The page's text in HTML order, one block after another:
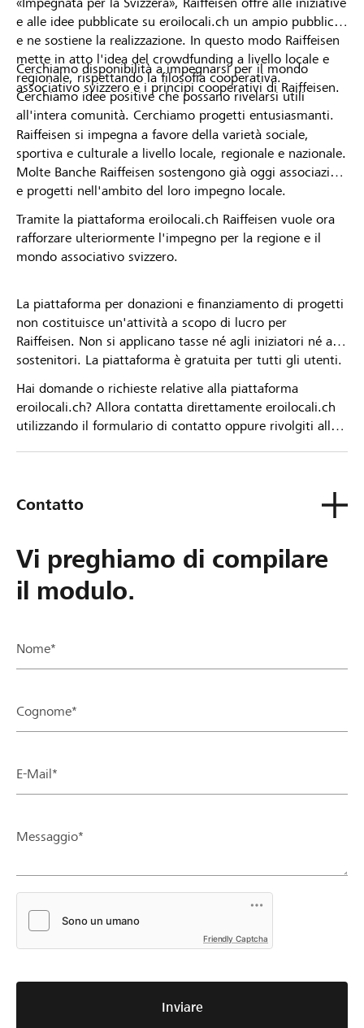
e alle idee pubblicate su eroilocali.ch un ampio pubblico
e ne sostiene la realizzazione. In questo modo Raiffeisen
mette in atto l'idea del crowdfunding a livello locale e
regionale, rispettando la filosofia cooperativa.
Cerchiamo idee positive che possano rivelarsi utili
all'intera comunità. Cerchiamo progetti entusiasmanti.
Cerchiamo disponibilità a impegnarsi per il mondo
associativo svizzero e i principi cooperativi di Raiffeisen.
Raiffeisen si impegna a favore della varietà sociale,
sportiva e culturale a livello locale, regionale e nazionale.
Molte Banche Raiffeisen sostengono già oggi associazioni
e progetti nell'ambito del loro impegno locale.
Tramite la piattaforma eroilocali.ch Raiffeisen vuole ora
rafforzare ulteriormente l'impegno per la regione e il
mondo associativo svizzero.
La piattaforma per donazioni e finanziamento di progetti
non costituisce un'attività a scopo di lucro per
Raiffeisen. Non si applicano tasse né agli iniziatori né ai
sostenitori. La piattaforma è gratuita per tutti gli utenti.
Hai domande o richieste relative alla piattaforma
eroilocali.ch? Allora contatta direttamente eroilocali.ch
utilizzando il formulario di contatto oppure rivolgiti alla
Contatto
Vi preghiamo di compilare
il modulo.
Nome*
Cognome*
E-Mail*
Messaggio*
Friendly Captcha
Inviare